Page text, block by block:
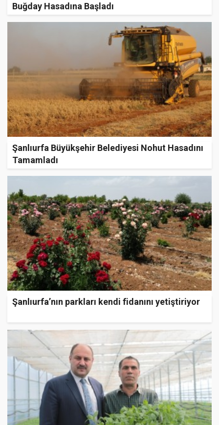
Buğday Hasadına Başladı
Şanlıurfa Büyükşehir Belediyesi Nohut Hasadını
Tamamladı
Şanlıurfa’nın parkları kendi fidanını yetiştiriyor